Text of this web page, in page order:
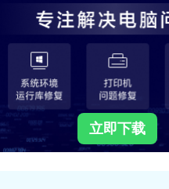
立即下载